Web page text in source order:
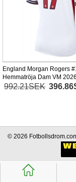
England Morgan Rogers
Hemmatröja Dam VM
992.21SEK
󰃱
© 2026